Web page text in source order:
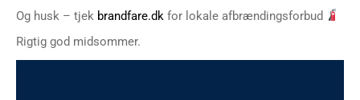
Og husk – tjek brandfare.dk for lokale afbrændingsforbud
Rigtig god midsommer.